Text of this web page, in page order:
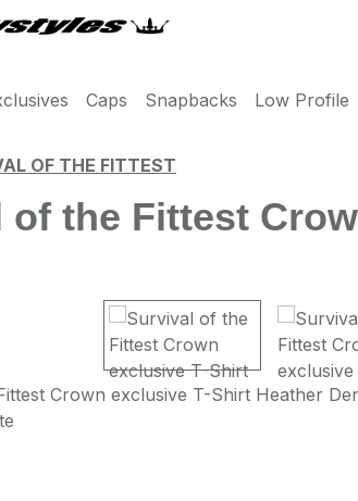
springen
Caps Snapbacks Low Profile
OF THE FITTEST
of the Fittest